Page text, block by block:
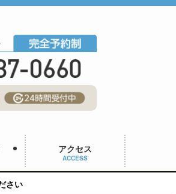
アクセス
ACCESS